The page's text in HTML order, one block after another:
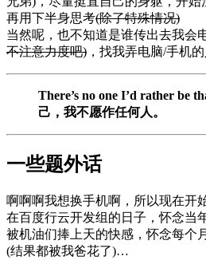
再用下半身思考(除了特殊情况)
当然呢，也不知道是谁传出去我会
不注意力度吧) ，找我弄电脑/手机
There’s no one I’d rather be
己，我不愿作任何人。
一些题外话
啊啊啊我想换手机啊，所以现在开
在百度行云开发组的日子，怀念当
被机油们捧上天的快感，怀念每个
(结果都被我爸花了)…